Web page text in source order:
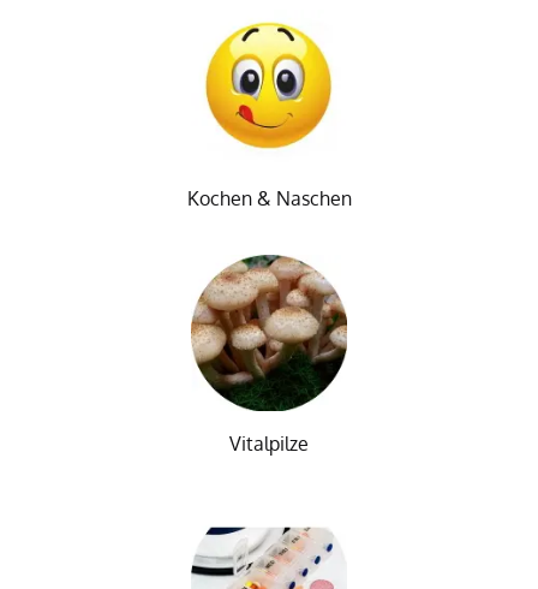
Kochen & Naschen
Vitalpilze